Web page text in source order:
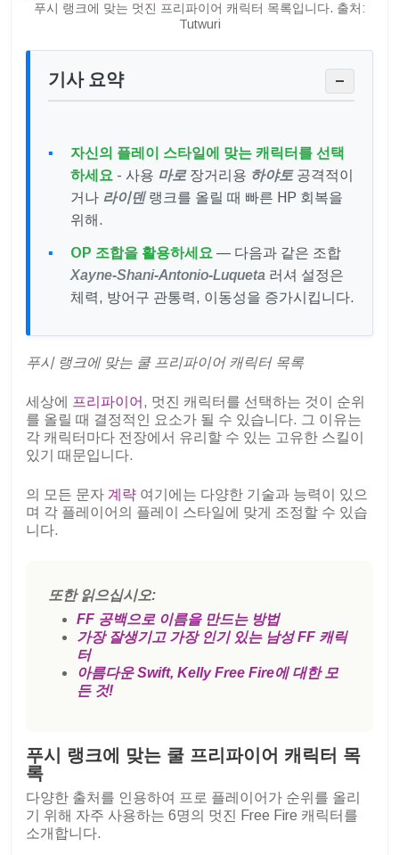
푸시 랭크에 맞는 멋진 프리파이어 캐릭터 목록입니다. 출처:
Tutwuri
기사 요약 −
자신의 플레이 스타일에 맞는 캐릭터를 선택
하세요 - 사용 마로장거리용 하야토공격적이
거나 라이덴랭크를 올릴 때 빠른 HP 회복을
위해.
OP 조합을 활용하세요 — 다음과 같은 조합
Xayne‑Shani‑Antonio‑Luqueta 러셔 설정은
체력, 방어구 관통력, 이동성을 증가시킵니다.
푸시 랭크에 맞는 쿨 프리파이어 캐릭터 목록
세상에 프리파이어 , 멋진 캐릭터를 선택하는 것이 순위
를 올릴 때 결정적인 요소가 될 수 있습니다. 그 이유는
각 캐릭터마다 전장에서 유리할 수 있는 고유한 스킬이
있기 때문입니다.
의 모든 문자 계략 여기에는 다양한 기술과 능력이 있으
며 각 플레이어의 플레이 스타일에 맞게 조정할 수 있습
니다.
또한 읽으십시오:
FF 공백으로 이름을 만드는 방법
가장 잘생기고 가장 인기 있는 남성 FF 캐릭
터
아름다운 Swift, Kelly Free Fire에 대한 모
든 것!
푸시 랭크에 맞는 쿨 프리파이어 캐릭터 목
록
다양한 출처를 인용하여 프로 플레이어가 순위를 올리
기 위해 자주 사용하는 6명의 멋진 Free Fire 캐릭터를
소개합니다.